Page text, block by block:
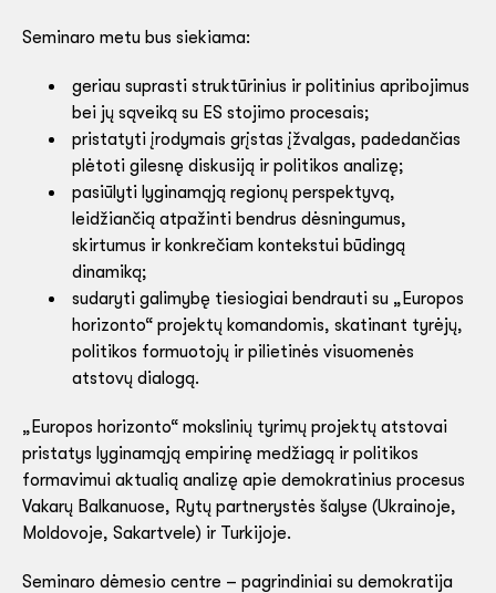
Seminaro metu bus siekiama:
geriau suprasti struktūrinius ir politinius apribojimus
bei jų sąveiką su ES stojimo procesais;
pristatyti įrodymais grįstas įžvalgas, padedančias
plėtoti gilesnę diskusiją ir politikos analizę;
pasiūlyti lyginamąją regionų perspektyvą,
leidžiančią atpažinti bendrus dėsningumus,
skirtumus ir konkrečiam kontekstui būdingą
dinamiką;
sudaryti galimybę tiesiogiai bendrauti su „Europos
horizonto“ projektų komandomis, skatinant tyrėjų,
politikos formuotojų ir pilietinės visuomenės
atstovų dialogą.
„Europos horizonto“ mokslinių tyrimų projektų atstovai
pristatys lyginamąją empirinę medžiagą ir politikos
formavimui aktualią analizę apie demokratinius procesus
Vakarų Balkanuose, Rytų partnerystės šalyse (Ukrainoje,
Moldovoje, Sakartvele) ir Turkijoje.
Seminaro dėmesio centre – pagrindiniai su demokratija